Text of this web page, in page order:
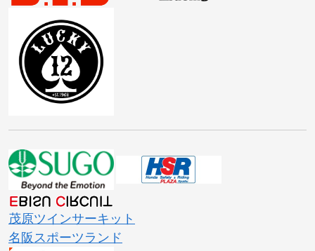
茂原ツインサーキット
名阪スポーツランド